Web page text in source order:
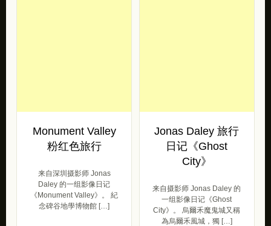
Monument Valley
粉红色旅行
来自深圳摄影师 Jonas
Daley 的一组影像日记
《Monument Valley》。 紀
念碑谷地學博物館 […]
Jonas Daley 旅行
日记《Ghost
City》
来自摄影师 Jonas Daley 的
一组影像日记《Ghost
City》。 烏爾禾魔鬼城又稱
為烏爾禾風城，獨 […]